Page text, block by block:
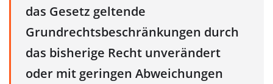
das Gesetz geltende
Grundrechtsbeschränkungen durch
das bisherige Recht unverändert
oder mit geringen Abweichungen